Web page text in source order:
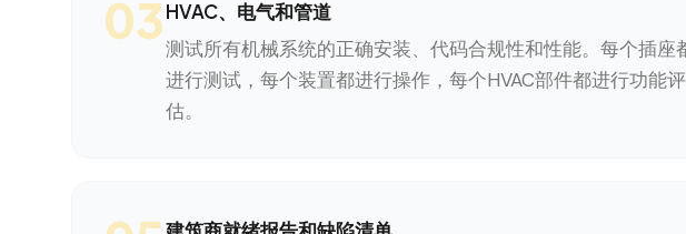
03HVAC、电气和管道
测试所有机械系统的正确安装、代码合规性和性能。每个插座
进行测试，每个装置都进行操作，每个HVAC部件都进行功能评
估。